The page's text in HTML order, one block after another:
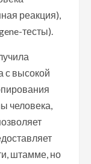
реакция),
тесты).
с высокой
человека,
штамме, но